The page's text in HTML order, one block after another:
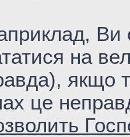
Ви
на
якщо
це